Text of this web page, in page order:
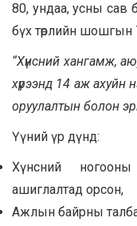
80, ундаа, усны сав
бүх төрлийн шошгын
“Хүнсний хангамж,
хүрээнд 14 аж ахуйн
оруулалтын болон
Үүний үр дүнд:
Хүнсний
ашиглалтад орсон,
Ажлын байрны